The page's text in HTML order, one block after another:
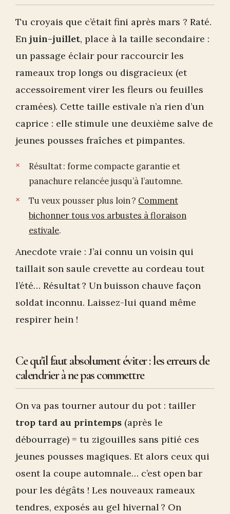
Tu croyais que c’était fini après mars ? Raté.
En juin-juillet, place à la taille secondaire :
un passage éclair pour raccourcir les
rameaux trop longs ou disgracieux (et
accessoirement virer les fleurs ou feuilles
cramées). Cette taille estivale n’a rien d’un
caprice : elle stimule une deuxième salve de
jeunes pousses fraîches et pimpantes.
Résultat : forme compacte garantie et
panachure relancée jusqu’à l’automne.
Tu veux pousser plus loin ? Comment
bichonner tous vos arbustes à floraison
estivale.
Anecdote vraie : J’ai connu un voisin qui
taillait son saule crevette au cordeau tout
l’été… Résultat ? Un buisson chauve façon
soldat inconnu. Laissez-lui quand même
respirer hein !
Ce qu'il faut absolument éviter : les erreurs de
calendrier à ne pas commettre
On va pas tourner autour du pot : tailler
trop tard au printemps (après le
débourrage) = tu zigouilles sans pitié ces
jeunes pousses magiques. Et alors ceux qui
osent la coupe automnale… c’est open bar
pour les dégâts ! Les nouveaux rameaux
tendres, exposés au gel hivernal ? On